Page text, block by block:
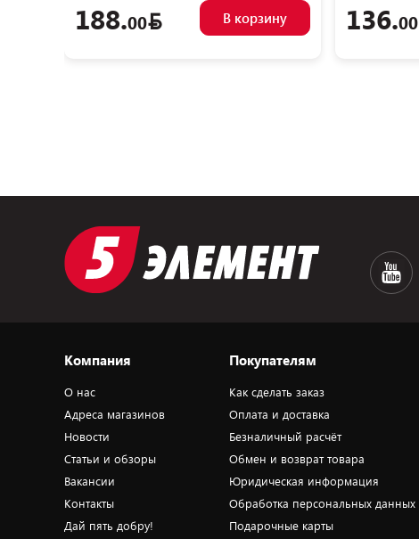
188.00 В корзину 136.00
Компания
О нас
Адреса магазинов
Новости
Статьи и обзоры
Вакансии
Контакты
Дай пять добру!
Покупателям
Как сделать заказ
Оплата и доставка
Безналичный расчёт
Обмен и возврат товара
Юридическая информация
Обработка персональных данных
Подарочные карты